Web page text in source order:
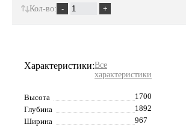
Характеристики:Все
характеристики
Высота
1700
Глубина
1892
Ширина
967
Кол-во: